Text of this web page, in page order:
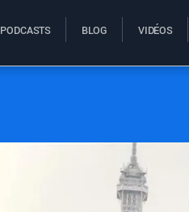
PODCASTS BLOG VIDÉOS